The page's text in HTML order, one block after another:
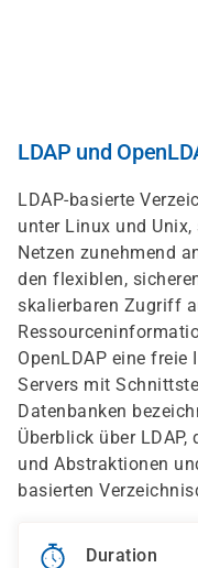
LDAP und
LDAP-basierte
unter Linux und
Netzen zunehmend
den flexiblen,
skalierbaren Zugriff
OpenLDAP eine freie
Servers mit
Datenbanken
Überblick über
und Abstraktionen
basierten
Duration